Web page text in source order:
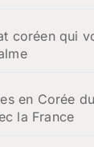
coréen qui
en Corée
la France